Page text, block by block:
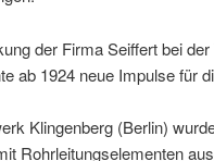
der Firma Seiffert bei
ab 1924 neue Impulse für
Klingenberg (Berlin)
Rohrleitungselementen